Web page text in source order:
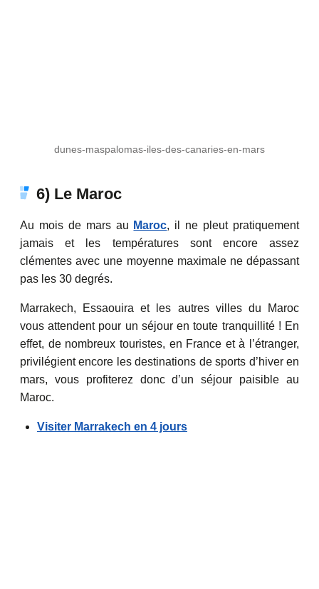
dunes-maspalomas-iles-des-canaries-en-mars
6) Le Maroc
Au mois de mars au Maroc, il ne pleut pratiquement
jamais et les températures sont encore assez
clémentes avec une moyenne maximale ne dépassant
pas les 30 degrés.
Marrakech, Essaouira et les autres villes du Maroc
vous attendent pour un séjour en toute tranquillité ! En
effet, de nombreux touristes, en France et à l’étranger,
privilégient encore les destinations de sports d’hiver en
mars, vous profiterez donc d’un séjour paisible au
Maroc.
Visiter Marrakech en 4 jours